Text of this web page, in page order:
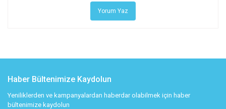
Yorum Yaz
Haber Bültenimize Kaydolun
Yeniliklerden ve kampanyalardan haberdar olabilmek için haber
bültenimize kaydolun